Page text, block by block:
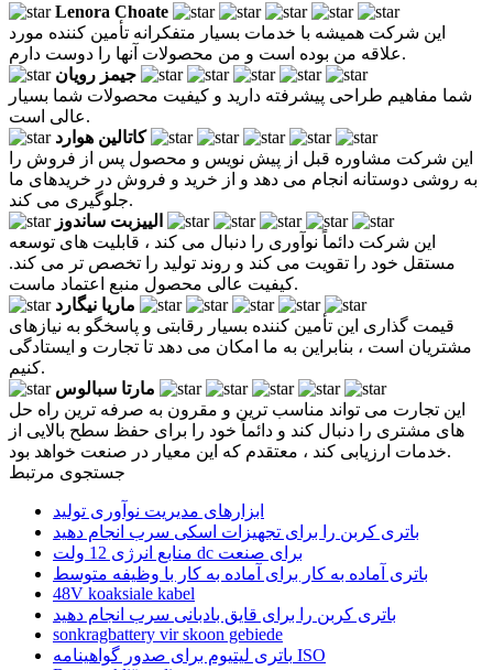
Lenora Choate
این شرکت همیشه با خدمات بسیار متفکرانه تأمین کننده مورد
علاقه من بوده است و من محصولات آنها را دوست دارم.
جیمز رویان
شما مفاهیم طراحی پیشرفته دارید و کیفیت محصولات شما بسیار
عالی است.
کاتالین هوارد
این شرکت مشاوره قبل از پیش نویس و محصول پس از فروش را
به روشی دوستانه انجام می دهد و از خرید و فروش در خریدهای ما
جلوگیری می کند.
الییزبت ساندوز
این شرکت دائماً نوآوری را دنبال می کند ، قابلیت های توسعه
مستقل خود را تقویت می کند و روند تولید را تخصص تر می کند.
کیفیت عالی محصول منبع اعتماد ماست.
ماریا نیگارد
قیمت گذاری این تأمین کننده بسیار رقابتی و پاسخگو به نیازهای
مشتریان است ، بنابراین به ما امکان می دهد تا تجارت و ایستادگی
کنیم.
مارتا سبالوس
این تجارت می تواند مناسب ترین و مقرون به صرفه ترین راه حل
های مشتری را دنبال کند و دائماً خود را برای حفظ سطح بالایی از
خدمات ارزیابی کند ، معتقدم که این معیار در صنعت خواهد بود.
جستجوی مرتبط
ابزارهای مدیریت نوآوری تولید
باتری کربن را برای تجهیزات اسکی سرب انجام دهید
منابع انرژی 12 ولت dc برای صنعت
باتری آماده به کار برای آماده به کار با وظیفه متوسط
48V koaksiale kabel
باتری کربن را برای قایق بادبانی سرب انجام دهید
sonkragbattery vir skoon gebiede
باتری لیتیوم برای صدور گواهینامه ISO